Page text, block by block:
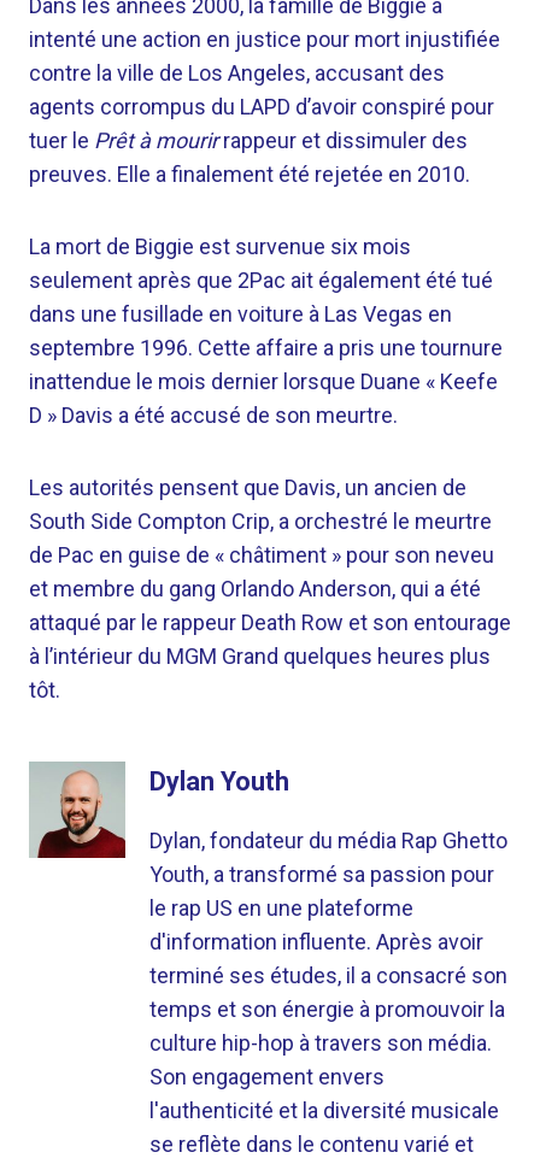
Dans les années 2000, la famille de Biggie a
intenté une action en justice pour mort injustifiée
contre la ville de Los Angeles, accusant des
agents corrompus du LAPD d’avoir conspiré pour
tuer le Prêt à mourirrappeur et dissimuler des
preuves. Elle a finalement été rejetée en 2010.
La mort de Biggie est survenue six mois
seulement après que 2Pac ait également été tué
dans une fusillade en voiture à Las Vegas en
septembre 1996. Cette affaire a pris une tournure
inattendue le mois dernier lorsque Duane « Keefe
D » Davis a été accusé de son meurtre.
Les autorités pensent que Davis, un ancien de
South Side Compton Crip, a orchestré le meurtre
de Pac en guise de « châtiment » pour son neveu
et membre du gang Orlando Anderson, qui a été
attaqué par le rappeur Death Row et son entourage
à l’intérieur du MGM Grand quelques heures plus
tôt.
Dylan Youth
Dylan, fondateur du média Rap Ghetto
Youth, a transformé sa passion pour
le rap US en une plateforme
d'information influente. Après avoir
terminé ses études, il a consacré son
temps et son énergie à promouvoir la
culture hip-hop à travers son média.
Son engagement envers
l'authenticité et la diversité musicale
se reflète dans le contenu varié et